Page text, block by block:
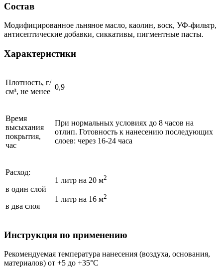
Состав
Модифицированное льняное масло, каолин, воск, УФ-фильтр,
антисептические добавки, сиккативы, пигментные пасты.
Характеристики
Плотность, г/
см³, не менее
0,9
Время
высыхания
покрытия,
час
При нормальных условиях до 8 часов на
отлип. Готовность к нанесению последующих
слоев: через 16-24 часа
Расход:
в один слой
в два слоя
1 литр на 20 м2
1 литр на 16 м2
Инструкция по применению
Рекомендуемая температура нанесения (воздуха, основания,
материалов) от +5 до +35°С